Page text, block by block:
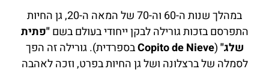
במהלך שנות ה-60 וה-70 של המאה ה-20, גן החיות
התפרסם בזכות גורילה לבקן ייחודי בעולם בשם"פתית
שלג"(
Copito de Nieveבספרדית). גורילה זה הפך
לסמלה של ברצלונה ושל גן החיות בפרט, וזכה לאהבה